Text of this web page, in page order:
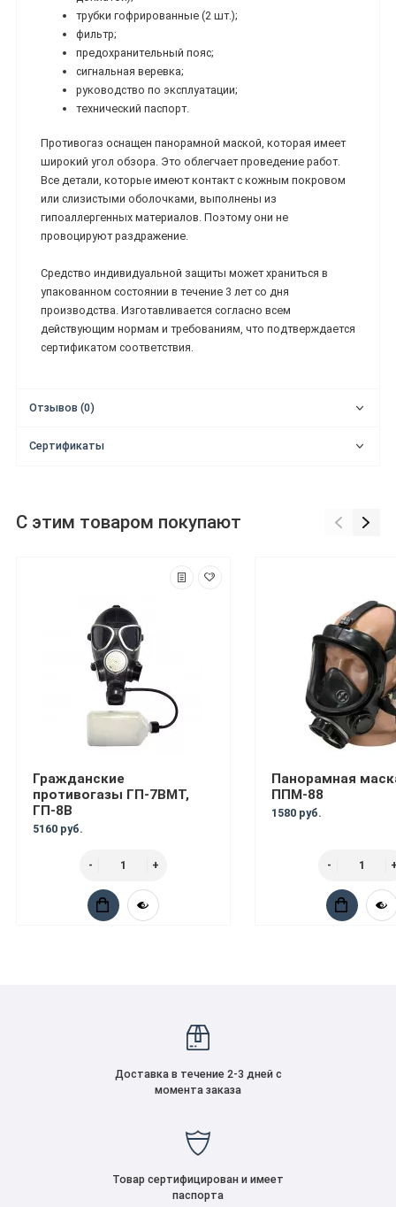
трубки гофрированные (2 шт.);
фильтр;
предохранительный пояс;
сигнальная веревка;
руководство по эксплуатации;
технический паспорт.
Противогаз оснащен панорамной маской, которая имеет
широкий угол обзора. Это облегчает проведение работ.
Все детали, которые имеют контакт с кожным покровом
или слизистыми оболочками, выполнены из
гипоаллергенных материалов. Поэтому они не
провоцируют раздражение.
Средство индивидуальной защиты может храниться в
упакованном состоянии в течение 3 лет со дня
производства. Изготавливается согласно всем
действующим нормам и требованиям, что подтверждается
сертификатом соответствия.
Отзывов (0)
Сертификаты
С этим товаром покупают
Гражданские
противогазы ГП-7ВМТ,
ГП-8В
5160 руб.
Панорамная
ППМ-88
1580 руб.
Доставка в течение 2-3 дней с
момента заказа
Товар сертифицирован и имеет
паспорта